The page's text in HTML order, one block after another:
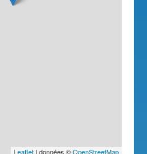
Leaflet| données ©OpenStreetMap